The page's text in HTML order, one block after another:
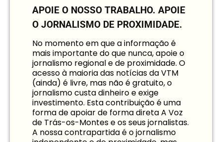
APOIE O NOSSO TRABALHO. APOIE
O JORNALISMO DE PROXIMIDADE.
No momento em que a informação é
mais importante do que nunca, apoie o
jornalismo regional e de proximidade. O
acesso à maioria das notícias da VTM
(ainda) é livre, mas não é gratuito, o
jornalismo custa dinheiro e exige
investimento. Esta contribuição é uma
forma de apoiar de forma direta A Voz
de Trás-os-Montes e os seus jornalistas.
A nossa contrapartida é o jornalismo